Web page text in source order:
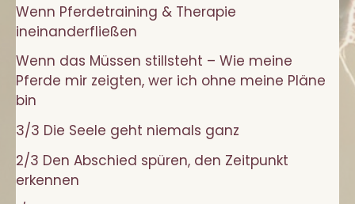
Wenn Pferdetraining & Therapie
ineinanderfließen
Wenn das Müssen stillsteht – Wie meine
Pferde mir zeigten, wer ich ohne meine Pläne
bin
3/3 Die Seele geht niemals ganz
2/3 Den Abschied spüren, den Zeitpunkt
erkennen